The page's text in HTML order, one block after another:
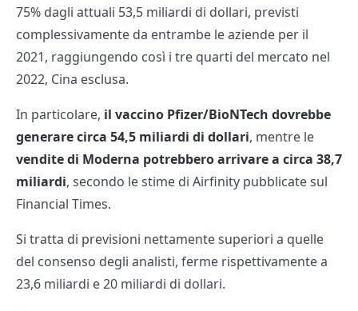
75% dagli attuali 53,5 miliardi di dollari, previsti
complessivamente da entrambe le aziende per il
2021, raggiungendo così i tre quarti del mercato nel
2022, Cina esclusa.
In particolare, il vaccino Pfizer/BioNTech dovrebbe
generare circa 54,5 miliardi di dollari, mentre le
vendite di Moderna potrebbero arrivare a circa 38,7
miliardi, secondo le stime di Airfinity pubblicate sul
Financial Times.
Si tratta di previsioni nettamente superiori a quelle
del consenso degli analisti, ferme rispettivamente a
23,6 miliardi e 20 miliardi di dollari.